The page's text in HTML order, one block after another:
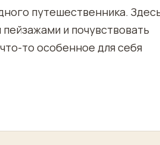
путешественника.
и почувствовать
то особенное для себя